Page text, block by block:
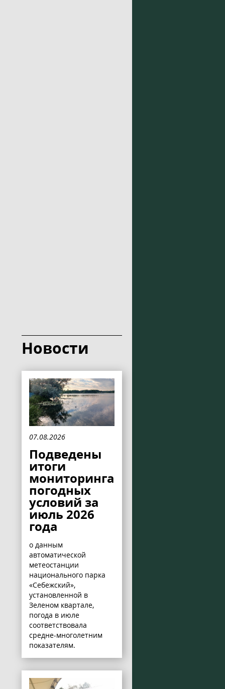
Новости
07.08.2026
Подведены
итоги
мониторинга
погодных
условий за
июль 2026
года
о данным
автоматической
метеостанции
национального парка
«Себежский»,
установленной в
Зеленом квартале,
погода в июле
соответствовала
средне-многолетним
показателям.